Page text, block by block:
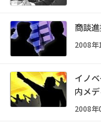
商談
2008年
イノベ
内メデ
2008年